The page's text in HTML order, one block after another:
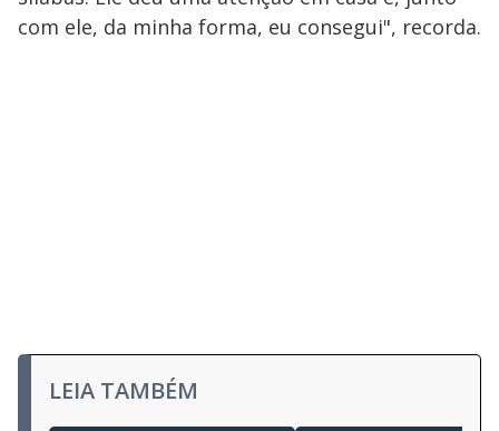
com ele, da minha forma, eu consegui", recorda.
LEIA TAMBÉM